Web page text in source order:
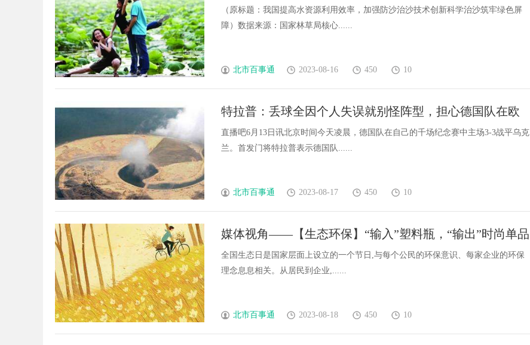
沙 筑牢绿色屏障
（原标题：我国提高水资源利用效率，加强防沙治沙技术创新科学治沙筑牢绿色屏
障）数据来源：国家林草局核心......
北市百事通 2023-08-16 450 10
特拉普：丢球全因个人失误就别怪阵型，担心德国队在欧
洲杯会很难
直播吧6月13日讯北京时间今天凌晨，德国队在自己的千场纪念赛中主场3-3战平乌克
兰。首发门将特拉普表示德国队......
北市百事通 2023-08-17 450 10
媒体视角——【生态环保】“输入”塑料瓶，“输出”时尚单品
全国生态日是国家层面上设立的一个节日,与每个公民的环保意识、每家企业的环保
理念息息相关。从居民到企业,......
北市百事通 2023-08-18 450 10